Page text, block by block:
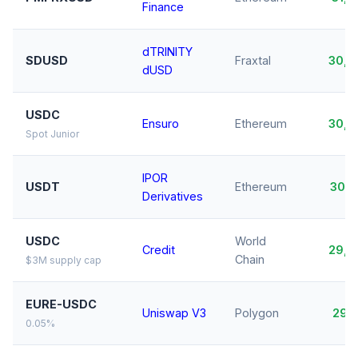
Finance
SDUSD
dTRINITY
dUSD
Fraxtal
USDC
Spot Junior
Ensuro Ethereum
USDT
IPOR
Derivatives
Ethereum
USDC
$3M supply cap
Credit
World
Chain
EURE-USDC
0.05%
Uniswap V3 Polygon